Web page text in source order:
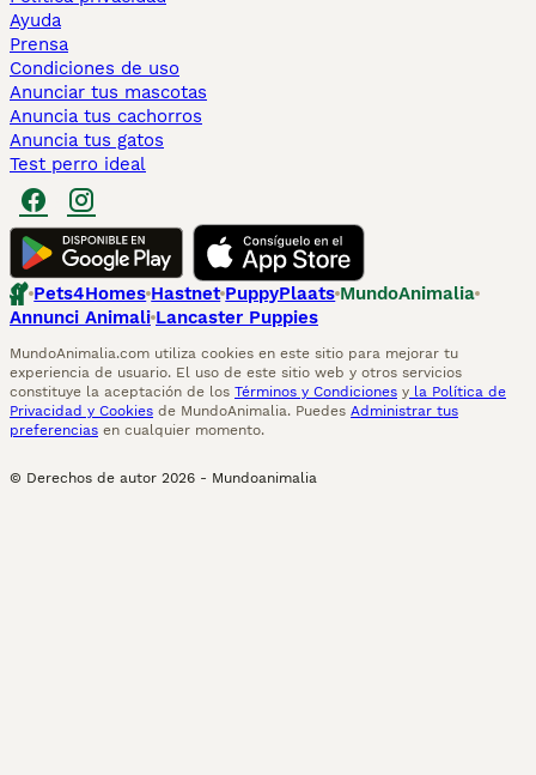
Ayuda
Prensa
Condiciones de uso
Anunciar tus mascotas
Anuncia tus cachorros
Anuncia tus gatos
Test perro ideal
Pets4Homes Hastnet PuppyPlaats MundoAnimalia
Annunci Animali Lancaster Puppies
MundoAnimalia.com utiliza cookies en este sitio para mejorar tu
experiencia de usuario. El uso de este sitio web y otros servicios
constituye la aceptación de los Términos y Condiciones y la Política de
Privacidad y Cookies de MundoAnimalia. Puedes Administrar tus
preferencias en cualquier momento.
© Derechos de autor 2026 - Mundoanimalia